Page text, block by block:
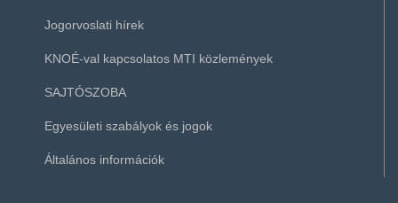
Jogorvoslati hírek
KNOÉ-val kapcsolatos MTI közlemények
SAJTÓSZOBA
Egyesületi szabályok és jogok
Általános információk